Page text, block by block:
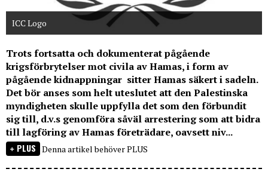
ICC Logo
Trots fortsatta och dokumenterat pågående
krigsförbrytelser mot civila av Hamas, i form av
pågående kidnappningar sitter Hamas säkert i sadeln.
Det bör anses som helt uteslutet att den Palestinska
myndigheten skulle uppfylla det som den förbundit
sig till, d.v.s genomföra såväl arrestering som att bidra
till lagföring av Hamas företrädare, oavsett niv...
PLUS Denna artikel behöver PLUS